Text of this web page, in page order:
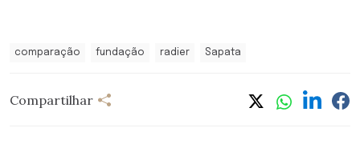
comparação fundação radier Sapata
Compartilhar